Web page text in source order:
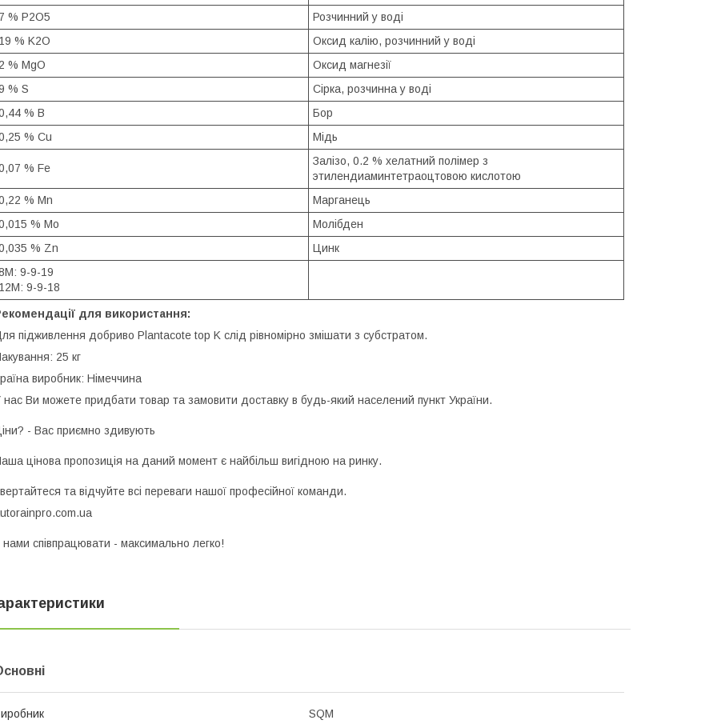
% P2O5
Розчинний у воді
% K2O
Оксид калію, розчинний у воді
% MgO
Оксид магнезії
% S
Сірка, розчинна у воді
% B
Бор
% Cu
Мідь
% Fe
Залізо, 0.2 % хелатний полімер з
этилендиаминтетраоцтовою кислотою
% Mn
Марганець
% Mo
Молібден
% Zn
Цинк
9-9-19
9-9-18
для використання:
підживлення добриво Plantacotе top K слід рівномірно змішати з субстратом.
25 кг
виробник: Німеччина
наc Ви можете придбати товар та замовити доставку в будь-який населений пункт України.
- Вас приємно здивують
цінова пропозиція на даний момент є найбільш вигідною на ринку.
та відчуйте всі переваги нашої професійної команди.
нами співпрацювати - максимально легко!
SQM